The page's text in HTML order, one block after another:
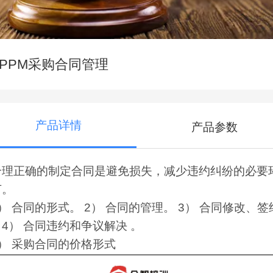
采购合同管理
产品详情 产品参数
正确的制定合同是避免损失，减少违约纠纷的必要
合同的形式。 2） 合同的管理。 3） 合同修改、签
） 合同违约和争议解决 。
采购合同的价格形式